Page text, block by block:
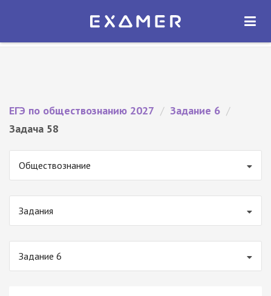
Экзамер — ЕГЭ 2027
ОТКРЫТЬ
ЕГЭ по обществознанию 2027 / Задание 6 /
Задача 58
Обществознание
Задания
Задание 6